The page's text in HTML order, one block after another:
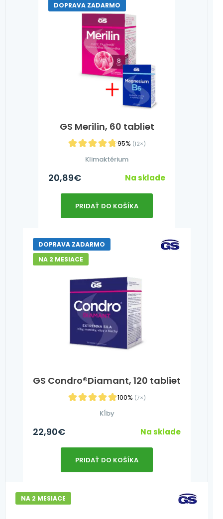
GS Merilin, 60 tabliet
95% (12×)
DOPRAVA ZADARMO
Klimaktérium
20,89€ Na sklade
PRIDAŤ DO KOŠÍKA
GS Condro®Diamant, 120 tabliet
100% (7×)
DOPRAVA ZADARMO
NA 2 MESIACE
Kĺby
22,90€ Na sklade
PRIDAŤ DO KOŠÍKA
NA 2 MESIACE